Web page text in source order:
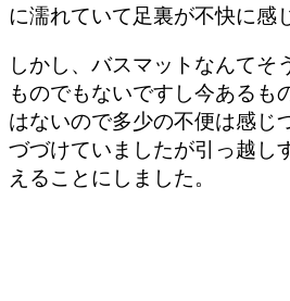
に濡れていて足裏が不快に感
しかし、バスマットなんてそ
ものでもないですし今あるも
はないので多少の不便は感じ
づづけていましたが引っ越し
えることにしました。